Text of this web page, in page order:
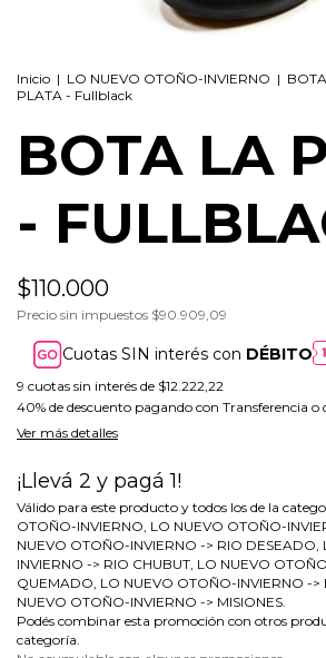
Inicio | LO NUEVO OTOÑO-INVIERNO |
PLATA - Fullblack
BOTA LA
-
$110.000
Precio sin impuestos $90.909,09
Cuotas SIN interés con DÉBITO
9 cuotas sin interés de $12.222,22
40% de descuento pagando con Transferencia o
Ver más detalles
¡Llevá 2 y pagá 1!
Válido para este producto y todos los de la
OTOÑO-INVIERNO, LO NUEVO OTOÑO-
NUEVO OTOÑO-INVIERNO -> RIO
INVIERNO -> RIO CHUBUT, LO NUEVO
QUEMADO, LO NUEVO OTOÑO-INVIERNO ->
NUEVO OTOÑO-INVIERNO -> MISIONES.
Podés combinar esta promoción con otros
categoría.